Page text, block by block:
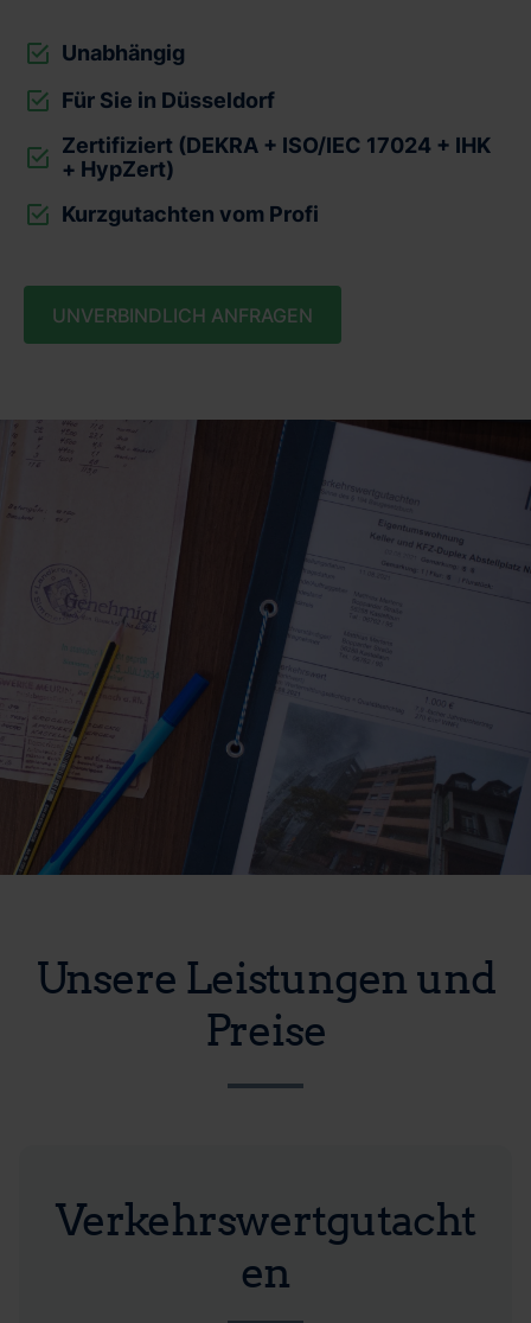
Unabhängig
Für Sie in Düsseldorf
Zertifiziert (DEKRA + ISO/IEC 17024 + IHK
+ HypZert)
Kurzgutachten vom Profi
UNVERBINDLICH ANFRAGEN
Unsere Leistungen und
Preise
Verkehrswertgutacht
en